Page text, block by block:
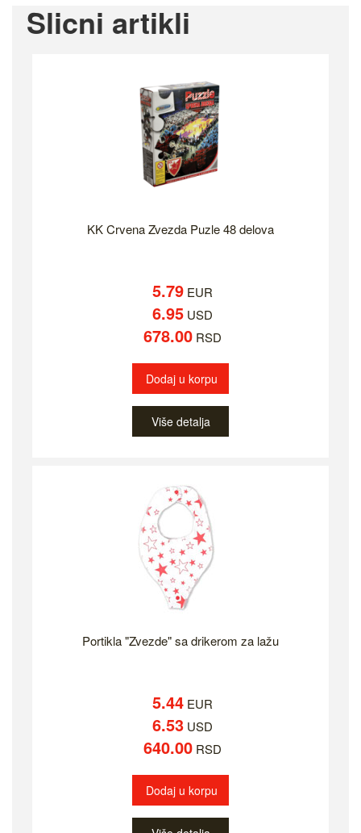
Slicni artikli
KK Crvena Zvezda Puzle 48 delova
5.79 EUR
6.95 USD
678.00 RSD
Dodaj u korpu
Više detalja
Portikla "Zvezde" sa drikerom za lažu
5.44 EUR
6.53 USD
640.00 RSD
Dodaj u korpu